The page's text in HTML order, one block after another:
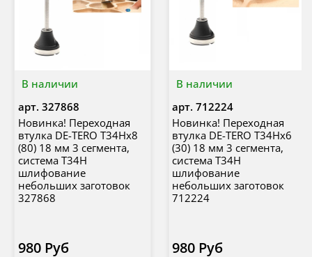
В наличии
арт. 327868
Новинка! Переходная
втулка DE-TERO T34Hx8
(80) 18 мм 3 сегмента,
система T34H
шлифование
небольших заготовок
327868
980 Руб
В наличии
арт. 712224
Новинка! Переходная
втулка DE-TERO T34Hx6
(30) 18 мм 3 сегмента,
система T34H
шлифование
небольших заготовок
712224
980 Руб